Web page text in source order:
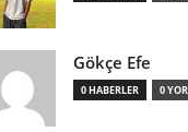
Gökçe Efe
0 HABERLER 0